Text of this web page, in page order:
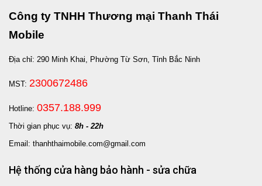
Công ty TNHH Thương mại Thanh Thái
Mobile
Địa chỉ: 290 Minh Khai, Phường Từ Sơn, Tỉnh Bắc Ninh
MST: 2300672486
Hotline: 0357.188.999
Thời gian phục vụ: 8h - 22h
Email: thanhthaimobile.com@gmail.com
Hệ thống cửa hàng bảo hành - sửa chữa